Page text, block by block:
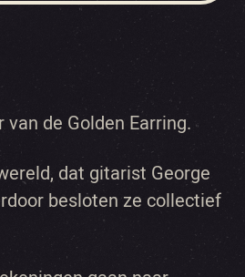
de Golden Earring.
dat gitarist George
besloten ze collectief